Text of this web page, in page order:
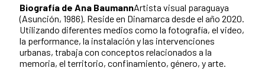
Biografía de Ana BaumannArtista visual paraguaya
(Asunción, 1986). Reside en Dinamarca desde el año 2020.
Utilizando diferentes medios como la fotografía, el video,
la performance, la instalación y las intervenciones
urbanas, trabaja con conceptos relacionados a la
memoria, el territorio, confinamiento, género, y arte.